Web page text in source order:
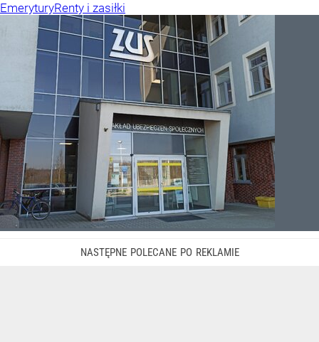
EmeryturyRenty i zasiłki